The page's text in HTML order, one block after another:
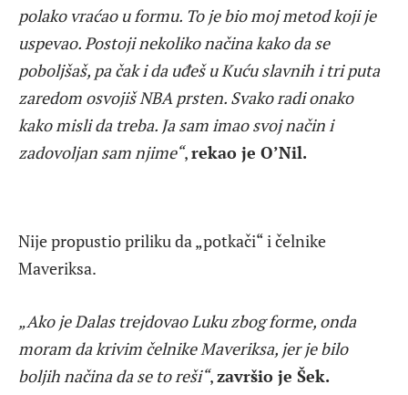
polako vraćao u formu. To je bio moj metod koji je
uspevao. Postoji nekoliko načina kako da se
poboljšaš, pa čak i da uđeš u Kuću slavnih i tri puta
zaredom osvojiš NBA prsten. Svako radi onako
kako misli da treba. Ja sam imao svoj način i
zadovoljan sam njime“,rekao je O’Nil.
Nije propustio priliku da „potkači“ i čelnike
Maveriksa.
„Ako je Dalas trejdovao Luku zbog forme, onda
moram da krivim čelnike Maveriksa, jer je bilo
boljih načina da se to reši“,završio je Šek.